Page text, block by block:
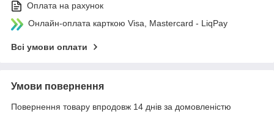
Оплата на рахунок
Онлайн-оплата карткою Visa, Mastercard - LiqPay
Всі умови оплати
Умови повернення
Повернення товару впродовж 14 днів за домовленістю